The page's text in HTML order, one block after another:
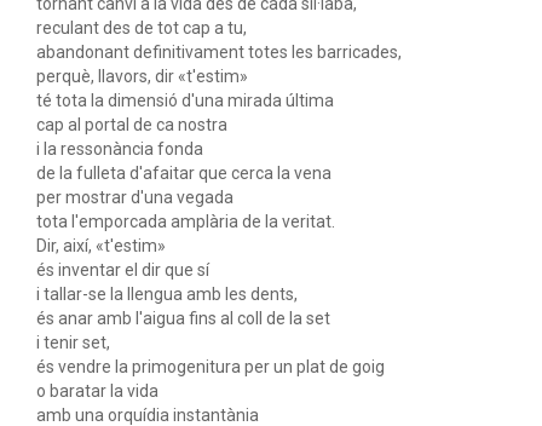
reculant des de tot cap a tu,
abandonant definitivament totes les barricades,
perquè, llavors, dir «t'estim»
té tota la dimensió d'una mirada última
cap al portal de ca nostra
i la ressonància fonda
de la fulleta d'afaitar que cerca la vena
per mostrar d'una vegada
tota l'emporcada amplària de la veritat.
Dir, així, «t'estim»
és inventar el dir que sí
i tallar-se la llengua amb les dents,
és anar amb l'aigua fins al coll de la set
i tenir set,
és vendre la primogenitura per un plat de goig
o baratar la vida
amb una orquídia instantània